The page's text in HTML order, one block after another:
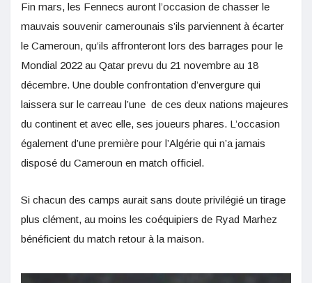
Fin mars, les Fennecs auront l’occasion de chasser le
mauvais souvenir camerounais s’ils parviennent à écarter
le Cameroun, qu’ils affronteront lors des barrages pour le
Mondial 2022 au Qatar prevu du 21 novembre au 18
décembre. Une double confrontation d’envergure qui
laissera sur le carreau l’une de ces deux nations majeures
du continent et avec elle, ses joueurs phares. L’occasion
également d’une première pour l’Algérie qui n’a jamais
disposé du Cameroun en match officiel.
Si chacun des camps aurait sans doute privilégié un tirage
plus clément, au moins les coéquipiers de Ryad Marhez
bénéficient du match retour à la maison.